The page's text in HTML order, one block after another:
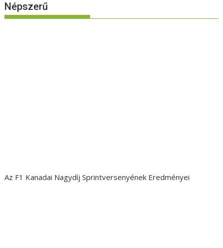
Népszerű
Az F1 Kanadai Nagydíj Sprintversenyének Eredményei